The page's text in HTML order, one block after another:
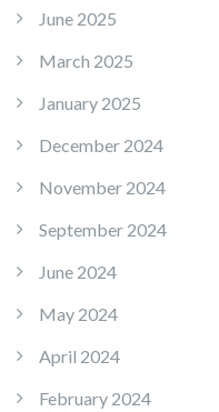
June 2025
March 2025
January 2025
December 2024
November 2024
September 2024
June 2024
May 2024
April 2024
February 2024